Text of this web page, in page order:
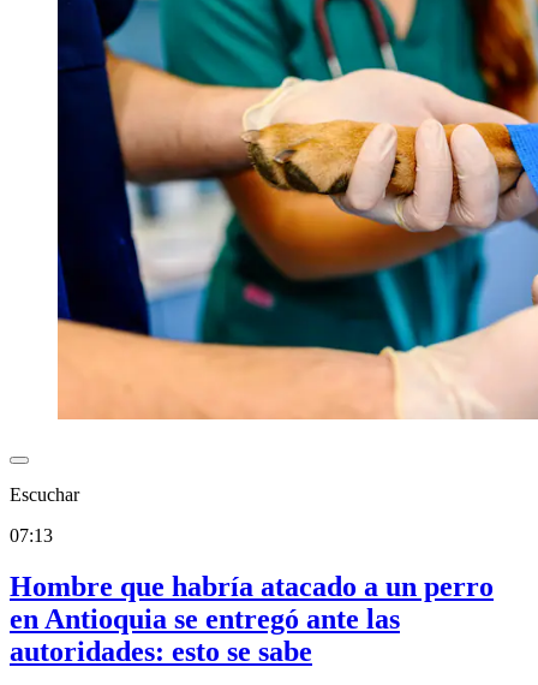
Escuchar
07:13
Hombre que habría atacado a un perro
en Antioquia se entregó ante las
autoridades: esto se sabe